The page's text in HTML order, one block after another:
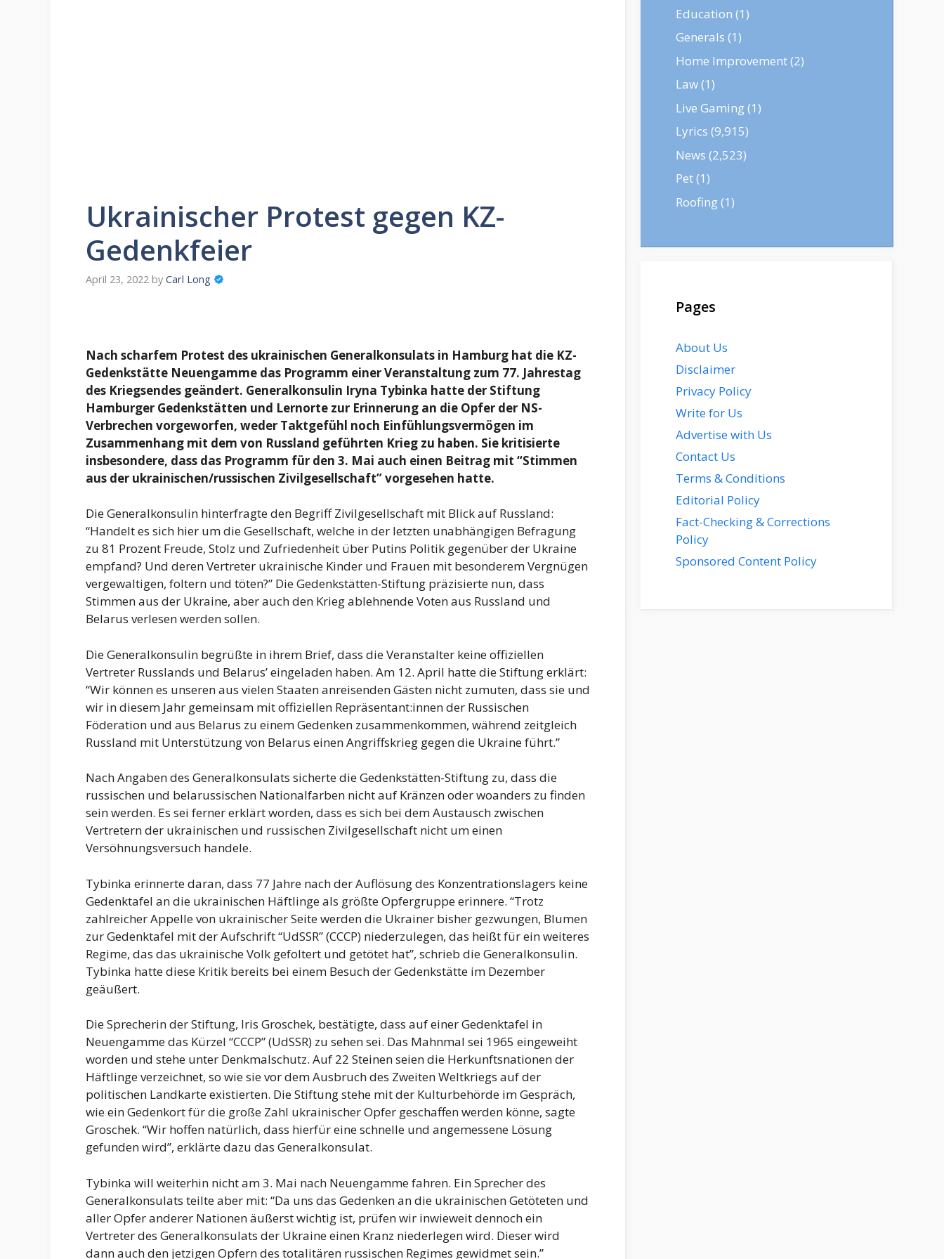
Ukrainischer Protest gegen KZ-
Gedenkfeier
April 23, 2022 by Carl Long
Nach scharfem Protest des ukrainischen Generalkonsulats in Hamburg hat die KZ-
Gedenkstätte Neuengamme das Programm einer Veranstaltung zum 77. Jahrestag
des Kriegsendes geändert. Generalkonsulin Iryna Tybinka hatte der Stiftung
Hamburger Gedenkstätten und Lernorte zur Erinnerung an die Opfer der NS-
Verbrechen vorgeworfen, weder Taktgefühl noch Einfühlungsvermögen im
Zusammenhang mit dem von Russland geführten Krieg zu haben. Sie kritisierte
insbesondere, dass das Programm für den 3. Mai auch einen Beitrag mit “Stimmen
aus der ukrainischen/russischen Zivilgesellschaft” vorgesehen hatte.
Die Generalkonsulin hinterfragte den Begriff Zivilgesellschaft mit Blick auf Russland:
“Handelt es sich hier um die Gesellschaft, welche in der letzten unabhängigen Befragung
zu 81 Prozent Freude, Stolz und Zufriedenheit über Putins Politik gegenüber der Ukraine
empfand? Und deren Vertreter ukrainische Kinder und Frauen mit besonderem Vergnügen
vergewaltigen, foltern und töten?” Die Gedenkstätten-Stiftung präzisierte nun, dass
Stimmen aus der Ukraine, aber auch den Krieg ablehnende Voten aus Russland und
Belarus verlesen werden sollen.
Die Generalkonsulin begrüßte in ihrem Brief, dass die Veranstalter keine offiziellen
Vertreter Russlands und Belarus’ eingeladen haben. Am 12. April hatte die Stiftung erklärt:
“Wir können es unseren aus vielen Staaten anreisenden Gästen nicht zumuten, dass sie und
wir in diesem Jahr gemeinsam mit offiziellen Repräsentant:innen der Russischen
Föderation und aus Belarus zu einem Gedenken zusammenkommen, während zeitgleich
Russland mit Unterstützung von Belarus einen Angriffskrieg gegen die Ukraine führt.”
Nach Angaben des Generalkonsulats sicherte die Gedenkstätten-Stiftung zu, dass die
russischen und belarussischen Nationalfarben nicht auf Kränzen oder woanders zu finden
sein werden. Es sei ferner erklärt worden, dass es sich bei dem Austausch zwischen
Vertretern der ukrainischen und russischen Zivilgesellschaft nicht um einen
Versöhnungsversuch handele.
Tybinka erinnerte daran, dass 77 Jahre nach der Auflösung des Konzentrationslagers keine
Gedenktafel an die ukrainischen Häftlinge als größte Opfergruppe erinnere. “Trotz
zahlreicher Appelle von ukrainischer Seite werden die Ukrainer bisher gezwungen, Blumen
zur Gedenktafel mit der Aufschrift “UdSSR” (CCCP) niederzulegen, das heißt für ein weiteres
Regime, das das ukrainische Volk gefoltert und getötet hat”, schrieb die Generalkonsulin.
Tybinka hatte diese Kritik bereits bei einem Besuch der Gedenkstätte im Dezember
geäußert.
Die Sprecherin der Stiftung, Iris Groschek, bestätigte, dass auf einer Gedenktafel in
Neuengamme das Kürzel “CCCP” (UdSSR) zu sehen sei. Das Mahnmal sei 1965 eingeweiht
worden und stehe unter Denkmalschutz. Auf 22 Steinen seien die Herkunftsnationen der
Häftlinge verzeichnet, so wie sie vor dem Ausbruch des Zweiten Weltkriegs auf der
politischen Landkarte existierten. Die Stiftung stehe mit der Kulturbehörde im Gespräch,
wie ein Gedenkort für die große Zahl ukrainischer Opfer geschaffen werden könne, sagte
Groschek. “Wir hoffen natürlich, dass hierfür eine schnelle und angemessene Lösung
gefunden wird”, erklärte dazu das Generalkonsulat.
Tybinka will weiterhin nicht am 3. Mai nach Neuengamme fahren. Ein Sprecher des
Generalkonsulats teilte aber mit: “Da uns das Gedenken an die ukrainischen Getöteten und
aller Opfer anderer Nationen äußerst wichtig ist, prüfen wir inwieweit dennoch ein
Vertreter des Generalkonsulats der Ukraine einen Kranz niederlegen wird. Dieser wird
dann auch den jetzigen Opfern des totalitären russischen Regimes gewidmet sein.”
Education (1)
Generals (1)
Home Improvement(2)
Law(1)
Live Gaming(1)
Lyrics (9,915)
News (2,523)
Pet(1)
Roofing(1)
Pages
About Us
Disclaimer
Privacy Policy
Write for Us
Advertise with Us
Contact Us
Terms & Conditions
Editorial Policy
Fact-Checking & Corrections
Policy
Sponsored Content Policy